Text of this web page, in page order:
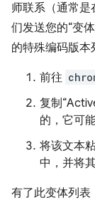
师联系（通常是
们发送您的“变
的特殊编码版本
前往
复制
的，它可
将该文本
中，并将
有了此变体列表